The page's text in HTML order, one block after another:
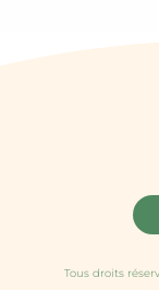
Tous droits